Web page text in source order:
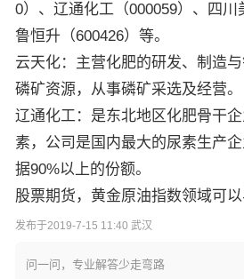
0）、辽通化工（000059）、四川
鲁恒升（600426）等。
云天化：主营化肥的研发、制造
磷矿资源，从事磷矿采选及经营。
辽通化工：是东北地区化肥骨干
素，公司是国内最大的尿素生产
据90%以上的份额。
股票期货，黄金原油指数领域可
发布于2019-7-15 11:40 武汉
问一问，专业解答少走弯路